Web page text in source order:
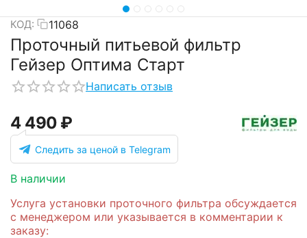
КОД: 11068
Проточный питьевой фильтр
Гейзер Оптима Старт
Написать отзыв
4 490 ₽
Следить за ценой в Telegram
В наличии
Услуга установки проточного фильтра обсуждается
с менеджером или указывается в комментарии к
заказу: